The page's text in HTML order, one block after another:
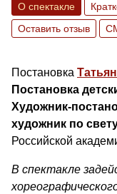
О спектакле
Оставить отзыв
Постановка
Постановка
Художник-
художник по
Российской
В спектакле